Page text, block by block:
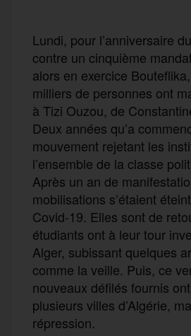
Lundi, pour l’anniversaire
contre un cinquième
alors en exercice
milliers de personnes ont
à Tizi Ouzou, de
Deux années qu’a
mouvement rejetant les
l’ensemble de la classe
Après un an de
mobilisations s’étaient
Covid-19. Elles sont de
étudiants ont à leur tour
Alger, subissant quelques
comme la veille. Puis, ce
nouveaux défilés fournis
plusieurs villes d’Algérie,
répression.